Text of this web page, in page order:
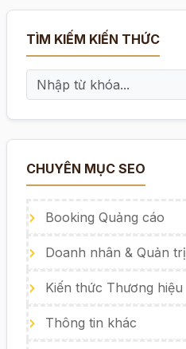
TÌM KIẾM KIẾN THỨC
CHUYÊN MỤC SEO
Booking Quảng cáo
Doanh nhân & Quản trị
Kiến thức Thương hiệu
Thông tin khác